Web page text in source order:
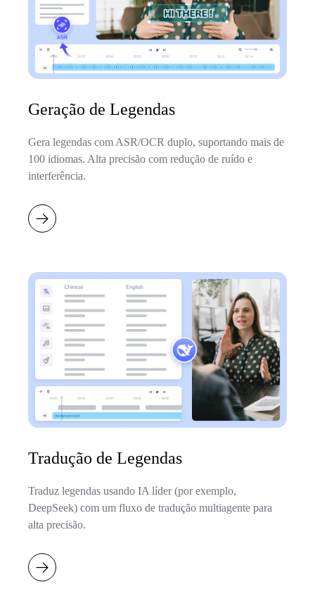
Geração de Legendas
Gera legendas com ASR/OCR duplo, suportando mais de
100 idiomas. Alta precisão com redução de ruído e
interferência.
Tradução de Legendas
Traduz legendas usando IA líder (por exemplo,
DeepSeek) com um fluxo de tradução multiagente para
alta precisão.